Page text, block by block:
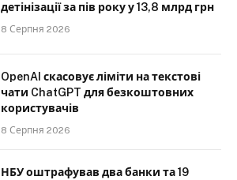
детінізації за пів року у 13,8 млрд грн
8 Серпня 2026
OpenAI скасовує ліміти на текстові
чати ChatGPT для безкоштовних
користувачів
8 Серпня 2026
НБУ оштрафував два банки та 19